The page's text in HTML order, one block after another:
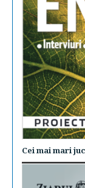
Cei mai mari